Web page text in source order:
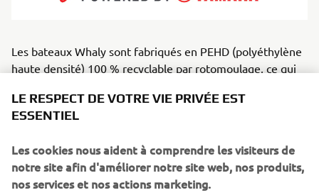
Les bateaux Whaly sont fabriqués en PEHD (polyéthylène
haute densité) 100 % recyclable par rotomoulage, ce qui
entretenir. Ils sont conçus pour des situations où la
fiabilité et la simplicité priment sur la finition ou la
location, les équipes de sauvetage et les utilisateurs
recherchant la praticité, les bateaux Whaly sont sûrs,
abordables et faciles à manipuler. Parfait pour les eaux
LE RESPECT DE VOTRE VIE PRIVÉE EST
ESSENTIEL
Les cookies nous aident à comprendre les visiteurs de
notre site afin d'améliorer notre site web, nos produits,
nos services et nos actions marketing.